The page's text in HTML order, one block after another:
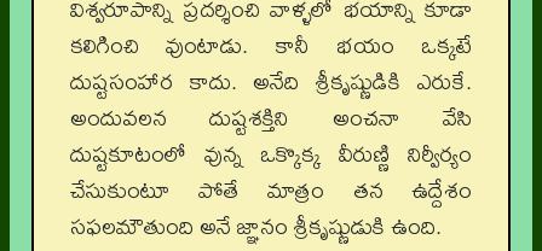
విశ్వరూపాన్ని ప్రదర్శించి వాళ్ళలో భయాన్ని కూడా
కలిగించి వుంటాడు. కానీ భయం ఒక్కటే
దుష్టసంహార కాదు. అనేది శ్రీకృష్ణుడికి ఎరుకే.
అందువలన దుష్టశక్తిని అంచనా వేసి
దుష్టకూటంలో వున్న ఒక్కొక్క వీరుణ్ణి నిర్వీర్యం
చేసుకుంటూ పోతే మాత్రం తన ఉద్దేశం
సఫలమౌతుంది అనే జ్ఞానం శ్రీకృష్ణుడుకి ఉంది.